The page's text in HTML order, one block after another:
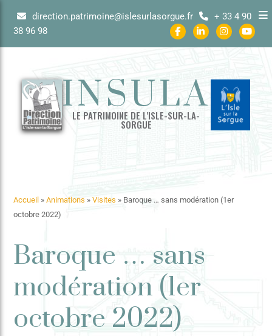
direction.patrimoine@islesurlasorgue.fr
+ 33 4 90
38 96 98
INSULA
LE PATRIMOINE DE L'ISLE-SUR-LA-
SORGUE
Accueil »Animations »Visites » Baroque … sans modération (1er
octobre 2022)
Baroque … sans
modération (1er
octobre 2022)